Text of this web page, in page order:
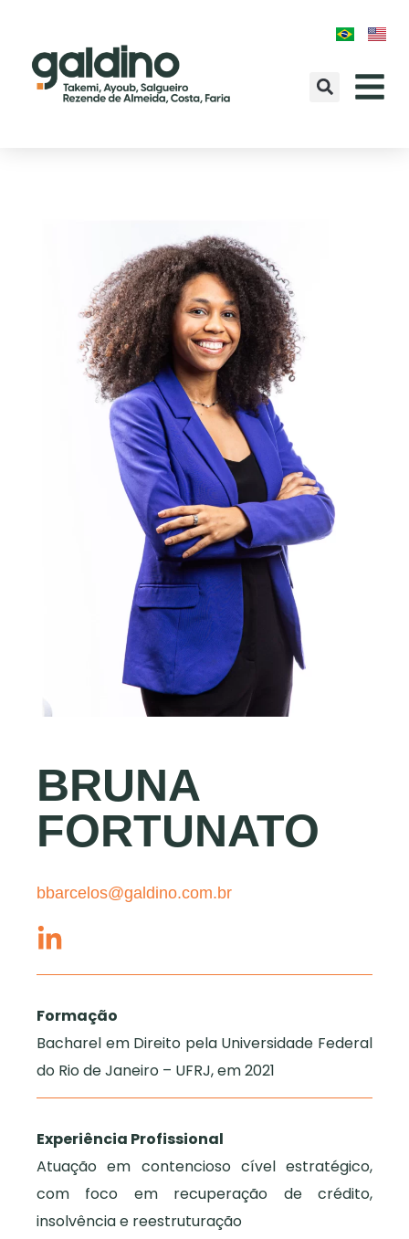
BRUNA
FORTUNATO
bbarcelos@galdino.com.br
Formação
Bacharel em Direito pela Universidade Federal
do Rio de Janeiro – UFRJ, em 2021
Experiência Profissional
Atuação em contencioso cível estratégico,
com foco em recuperação de crédito,
insolvência e reestruturação